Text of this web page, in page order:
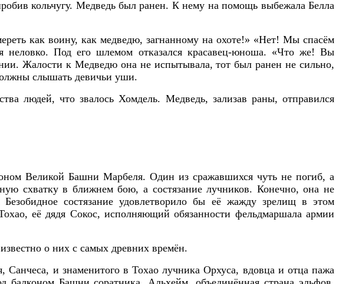
кольчугу. Медведь был ранен. К нему на помощь выбежала Белла
как воину, как медведю, загнанному на охоте!» «Нет! Мы спасём
неловко. Под его шлемом отказался красавец-юноша. «Что же! Вы
Жалости к Медведю она не испытывала, тот был ранен не сильно,
слышать девичьи уши.
людей, что звалось Хомдель. Медведь, зализав раны, отправился
Великой Башни Марбеля. Один из сражавшихся чуть не погиб, а
схватку в ближнем бою, а состязание лучников. Конечно, она не
состязание удовлетворило бы её жажду зрелищ в этом
её дядя Сокос, исполняющий обязанности фельдмаршала армии
о них с самых древних времён.
и знаменитого в Тохао лучника Орхуса, вдовца и отца пажа